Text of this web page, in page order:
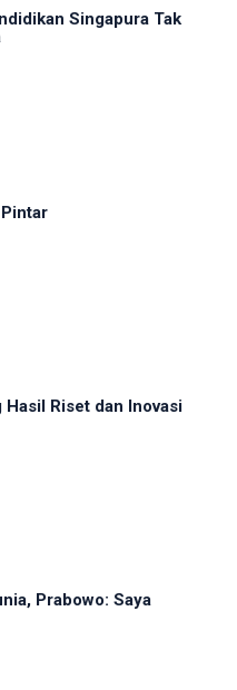
Singapura Tak
Riset dan Inovasi
Prabowo: Saya